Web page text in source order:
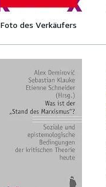
Foto des Verkäufers